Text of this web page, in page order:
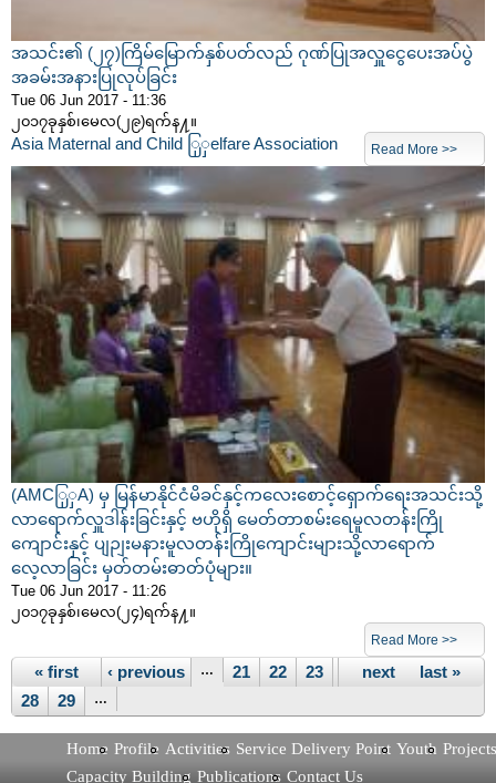
အသင်း၏ (၂၇)ကြိမ်မြောက်နှစ်ပတ်လည် ဂုဏ်ပြုအလှူငွေပေးအပ်ပွဲ
အခမ်းအနားပြုလုပ်ခြင်း
Tue 06 Jun 2017 - 11:36
၂၀၁၇ခုနှစ်၊မေလ(၂၉)ရက်န႔။
Read More >>
Asia Maternal and Child ြှှelfare Association
(AMCြှှA) မှ မြန်မာနိုင်ငံမိခင်နှင့်ကလေးစောင့်ရှောက်ရေးအသင်းသို့
လာရောက်လှူဒါန်းခြင်းနှင့် ဗဟိုရှိ မေတ်တာစမ်းရေမူလတန်းကြို
ကျောင်းနှင့် ပျဉျးမနားမူလတန်းကြိုကျောင်းများသို့လာရောက်
လေ့လာခြင်း မှတ်တမ်းဓာတ်ပုံများ။
Tue 06 Jun 2017 - 11:26
၂၀၁၇ခုနှစ်၊မေလ(၂၄)ရက်န႔။
Read More >>
« first ‹ previous … 21 22 23 25 26
27
28
29 …
next › last »
Home Profile Activities Service Delivery Point Youth Projects
Capacity Building Publications Contact Us